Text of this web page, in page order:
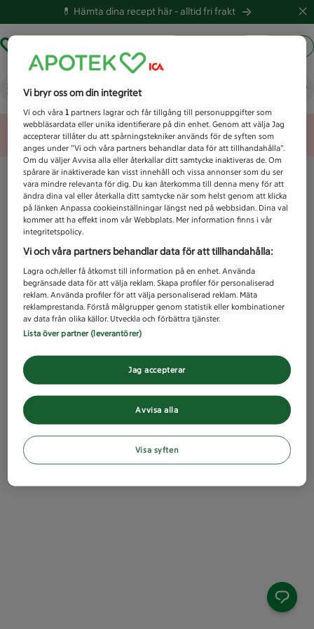
💊 Hämta dina recept här -alltid fri frakt
Vad letar du efter idag?
Unknown error
Vi bryr oss om din integritet
Vi och våra1 partners lagrar och får tillgång till personuppgifter som
webbläsardata eller unika identifierare på din enhet. Genom att välja Jag
accepterar tillåter du att spårningstekniker används för de syften som
anges under ”Vi och våra partners behandlar data för att tillhandahålla”.
Om du väljer Avvisa alla eller återkallar ditt samtycke inaktiveras de. Om
spårare är inaktiverade kan visst innehåll och vissa annonser som du ser
vara mindre relevanta för dig. Du kan återkomma till denna meny för att
ändra dina val eller återkalla ditt samtycke när som helst genom att klicka
på länken Anpassa cookieinställningar längst ned på webbsidan. Dina val
kommer att ha effekt inom vår Webbplats. Mer information finns i vår
integritetspolicy.
Vi och våra partners behandlar data för att tillhandahålla:
Lagra och/eller få åtkomst till information på en enhet. Använda
begränsade data för att välja reklam. Skapa profiler för personaliserad
reklam. Använda profiler för att välja personaliserad reklam. Mäta
reklamprestanda. Förstå målgrupper genom statistik eller kombinationer
av data från olika källor. Utveckla och förbättra tjänster.
Lista över partner (leverantörer)
Avvisa alla
Jag accepterar
Visa syften